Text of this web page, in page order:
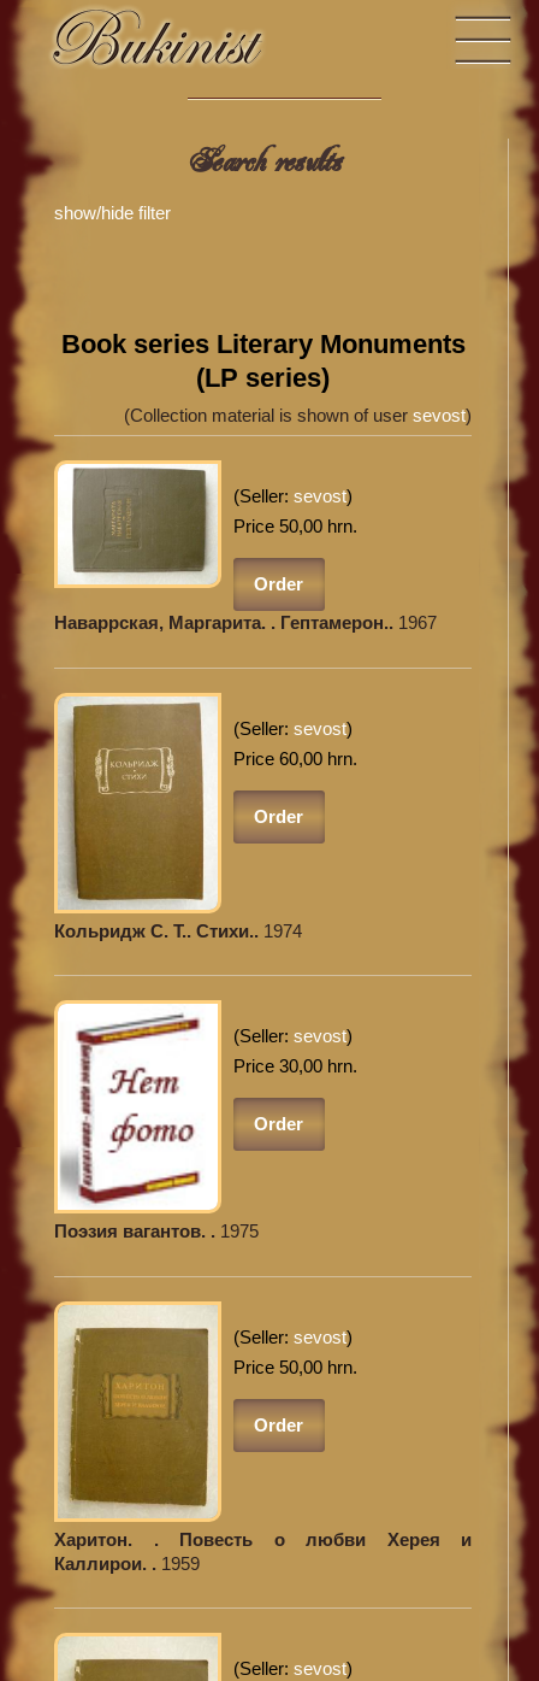
Search results
show/hide filter
Book series Literary Monuments
(LP series)
(Collection material is shown of user sevost)
(Seller: sevost)
Price 50,00 hrn.
Order
Наваррская, Маргарита. . Гептамерон.. 1967
(Seller: sevost)
Price 60,00 hrn.
Order
Кольридж С. Т.. Стихи.. 1974
(Seller: sevost)
Price 30,00 hrn.
Order
Поэзия вагантов. . 1975
(Seller: sevost)
Price 50,00 hrn.
Order
Харитон. . Повесть о любви Херея и
Каллирои. . 1959
(Seller: sevost)